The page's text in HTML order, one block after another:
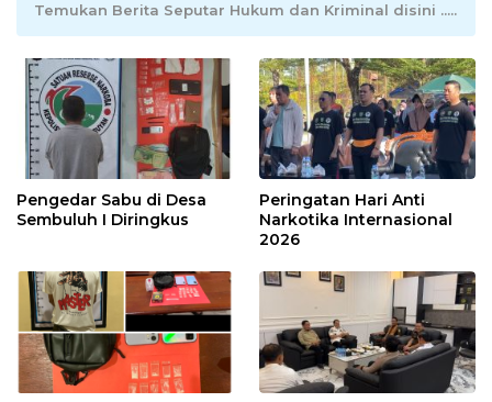
Temukan Berita Seputar Hukum dan Kriminal disini .....
Pengedar Sabu di Desa
Sembuluh I Diringkus
Peringatan Hari Anti
Narkotika Internasional
2026